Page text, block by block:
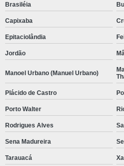
Brasiléia
Capixaba
Epitaciolândia
Jordão
Manoel Urbano (Manuel Urbano)
Plácido de Castro
Porto Walter
Rodrigues Alves
Sena Madureira
Tarauacá